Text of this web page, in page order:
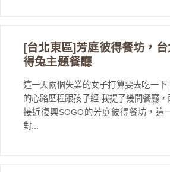
[台北東區]芳庭彼得餐坊，
得兔主題餐廳
這一天兩個失業的女子打算要去吃一
的心路歷程跟孩子經 我提了幾間餐廳
接近復興SOGO的芳庭彼得餐坊，這
對...